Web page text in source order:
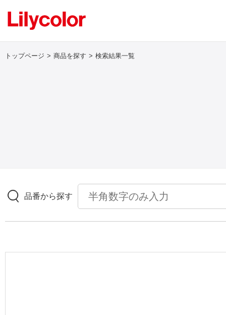
壁紙
トップページ 商品を探す 検索結果一覧
品番から探す